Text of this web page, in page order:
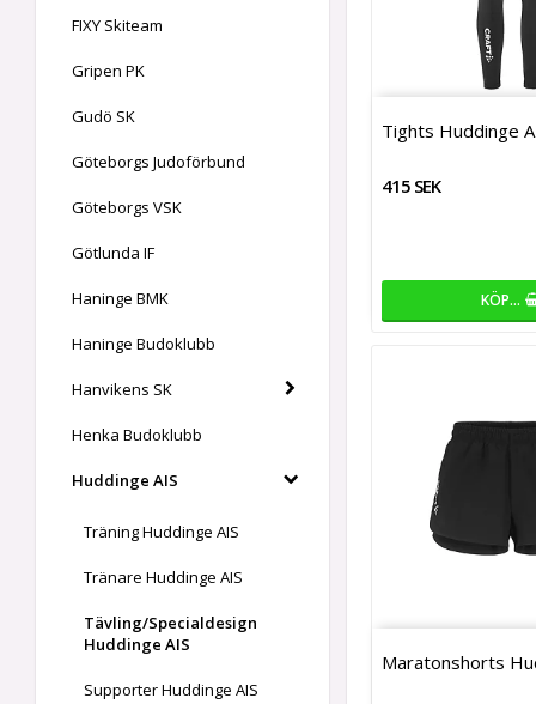
FIXY Skiteam
Gripen PK
Gudö SK
Göteborgs Judoförbund
Göteborgs VSK
Götlunda IF
Haninge BMK
Haninge Budoklubb
Hanvikens SK
Henka Budoklubb
Huddinge AIS
Träning Huddinge AIS
Tränare Huddinge AIS
Tävling/Specialdesign
Huddinge AIS
Supporter Huddinge AIS
Tights Huddinge
415 SEK
KÖP…
Maratonshorts